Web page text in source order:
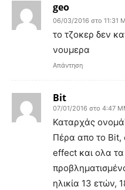
geo
06/03/2016 στο 11:31
το τζοκερ δεν
νουμερα
Απάντηση
Bit
07/01/2016 στο 4:47
Καταρχάς
Πέρα απο το Bit,
effect και ολα
ηλικία 13 ετών,